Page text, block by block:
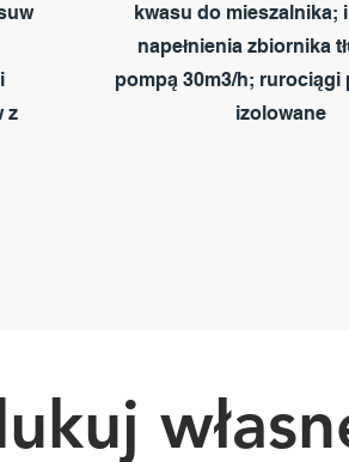
z
kwasu do mieszalnika;
napełnienia zbiornika
pompą 30m3/h; rurociągi
izolowane